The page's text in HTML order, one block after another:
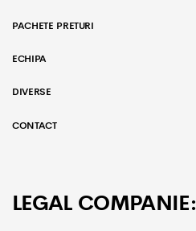
PACHETE PRETURI
ECHIPA
DIVERSE
CONTACT
LEGAL COMPANIE: